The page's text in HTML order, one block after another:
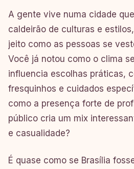
A gente vive numa cidade
caldeirão de culturas e
jeito como as pessoas se
Você já notou como o clima
influencia escolhas práticas,
fresquinhos e cuidados
como a presença forte de
público cria um mix
e casualidade?
É quase como se Brasília